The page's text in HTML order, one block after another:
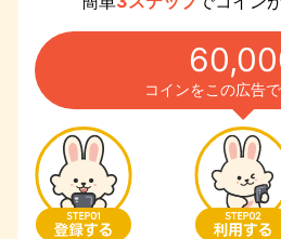
コインをこの広告